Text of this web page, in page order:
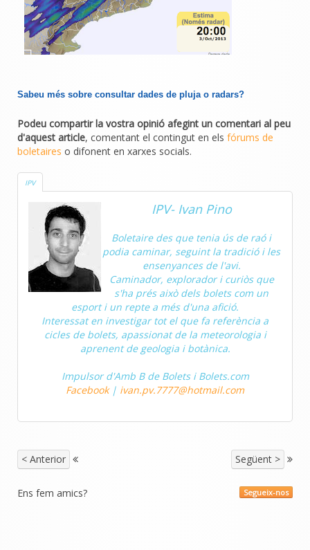
Sabeu més sobre consultar dades de pluja o radars?
Podeu compartir la vostra opinió afegint un comentari al peu
d'aquest article, comentant el contingut en els fórums de
boletaires o difonent en xarxes socials.
IPV
IPV- Ivan Pino
Boletaire des que tenia ús de raó i
podia caminar, seguint la tradició i les
ensenyances de l'avi.
Caminador, explorador i curiòs que
s'ha prés això dels bolets com un
esport i un repte a més d'una afició.
Interessat en investigar tot el que fa referència a
cicles de bolets, apassionat de la meteorologia i
aprenent de geologia i botànica.
Impulsor d'Amb B de Bolets i Bolets.com
Facebook| ivan.pv.7777@hotmail.com
< Anterior Següent >
Segueix-nos
Ens fem amics?